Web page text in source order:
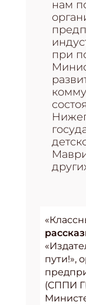
нам
при
пути!»,
(СППИ